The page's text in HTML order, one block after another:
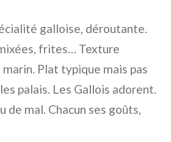
galloise, déroutante.
frites… Texture
Plat typique mais pas
palais. Les Gallois adorent.
de mal. Chacun ses goûts,